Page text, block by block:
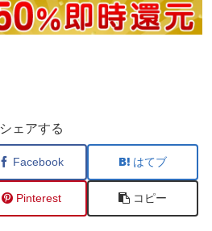
シェアする
Facebook はてブ
Pinterest コピー